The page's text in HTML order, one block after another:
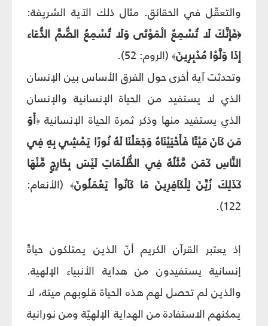
والتعقّل في الحقائق. مثال ذلك الآية الشريفة:
﴿فَإِنَّكَ لَا تُسْمِعُ الْمَوْتَى وَلَا تُسْمِعُ الصُّمَّ الدُّعَاء
إِذَا وَلَّوْا مُدْبِرِينَ﴾ (الروم: 52).
وتحدثت آية أخرى حول الفرق الأساس بين الإنسان
الذي لا يستفيد من الحياة الإنسانية والإنسان
الذي يستفيد منها وذكر ثمرة الحياة الإنسانية ﴿أَوَ
مَن كَانَ مَيْتًا فَأَحْيَيْنَاهُ وَجَعَلْنَا لَهُ نُورًا يَمْشِي بِهِ فِي
النَّاسِ كَمَن مَّثَلُهُ فِي الظُّلُمَاتِ لَيْسَ بِخَارِجٍ مِّنْهَا
كَذَلِكَ زُيِّنَ لِلْكَافِرِينَ مَا كَانُواْ يَعْمَلُونَ﴾ (الأنعام:
122).
إذ يعتبر القرآن الكريم أنّ الذين يمتلكون حياةً
إنسانية يستفيدون من هداية الأنبياء الإلهية.
والذين لم تحصل لهم هذه الحياة قلوبهم ميتة، لا
يمكنهم الاستفادة من الهداية الإلهيّة ومن نورانية